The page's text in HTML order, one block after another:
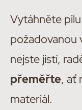
Vytáhněte
požadovanou
nejste jistí,
přeměřte, ať
materiál.